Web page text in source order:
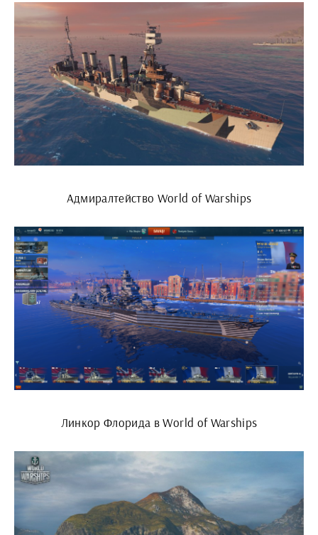
Адмиралтейство World of Warships
Линкор Флорида в World of Warships